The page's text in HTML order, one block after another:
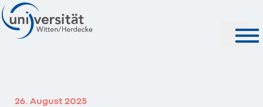
26. August 2025